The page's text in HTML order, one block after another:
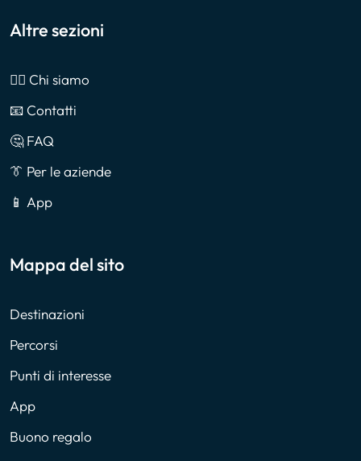
Altre sezioni
🙎‍♂️ Chi siamo
📧 Contatti
🤔 FAQ
👔 Per le aziende
📱 App
Mappa del sito
Destinazioni
Percorsi
Punti di interesse
App
Buono regalo